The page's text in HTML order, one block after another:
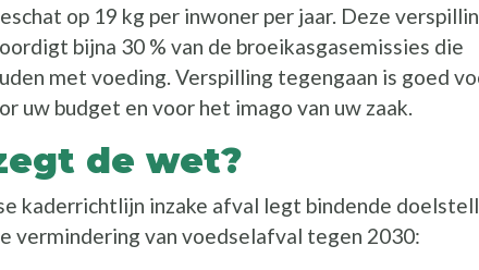
op 19 kg per inwoner per jaar. Deze
bijna 30 % van de broeikasgasemissies die
met voeding. Verspilling tegengaan is goed
uw budget en voor het imago van uw zaak.
de wet?
kaderrichtlijn inzake afval legt bindende
vermindering van voedselafval tegen 2030: